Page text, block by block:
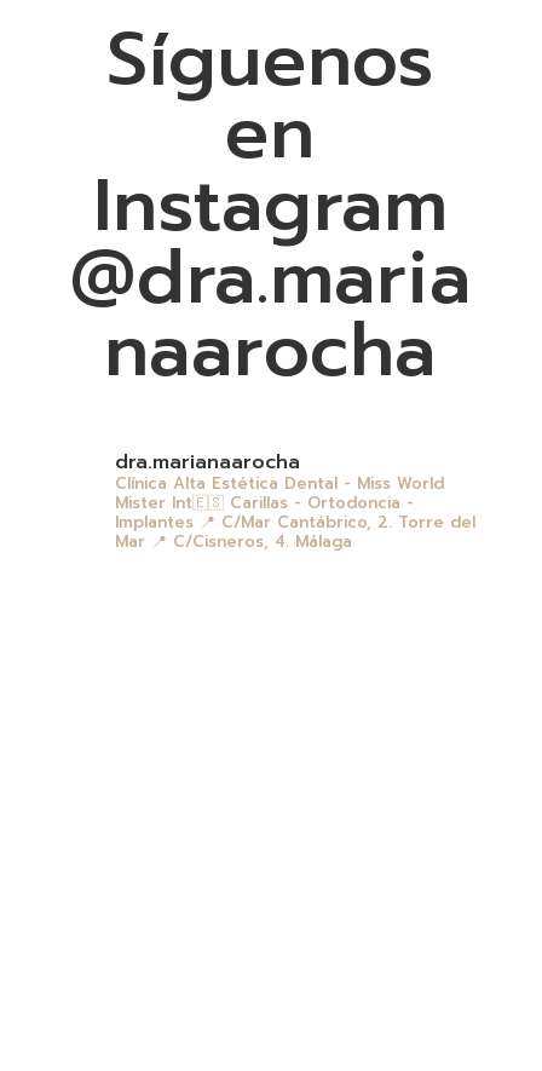
Síguenos
en
Instagram
@dra.maria
naarocha
dra.marianaarocha
Clínica Alta Estética Dental - Miss World
Mister Int🇪🇸Carillas - Ortodoncia -
Implantes📍 C/Mar Cantábrico, 2. Torre del
Mar📍 C/Cisneros, 4. Málaga